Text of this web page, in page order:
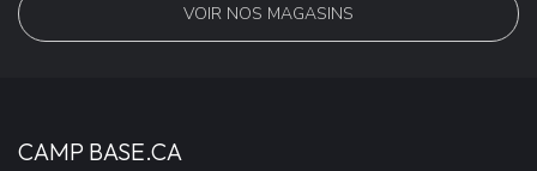
VOIR NOS MAGASINS
CAMP BASE.CA